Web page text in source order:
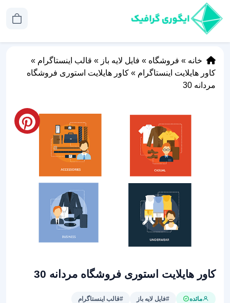
خانه » فروشگاه » فایل لایه باز » قالب اینستاگرام »
کاور هایلایت اینستاگرام » کاور هایلایت استوری فروشگاه
مردانه 30
کاور هایلایت استوری فروشگاه مردانه 30
مائده #فایل لایه باز
#قالب اینستاگرام